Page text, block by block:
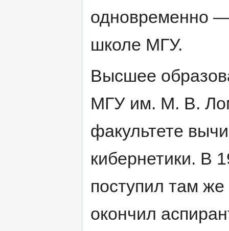
одновременно
школе МГУ.
Высшее
МГУ им. М. В.
факультете
кибернетики. В
поступил там же
окончил